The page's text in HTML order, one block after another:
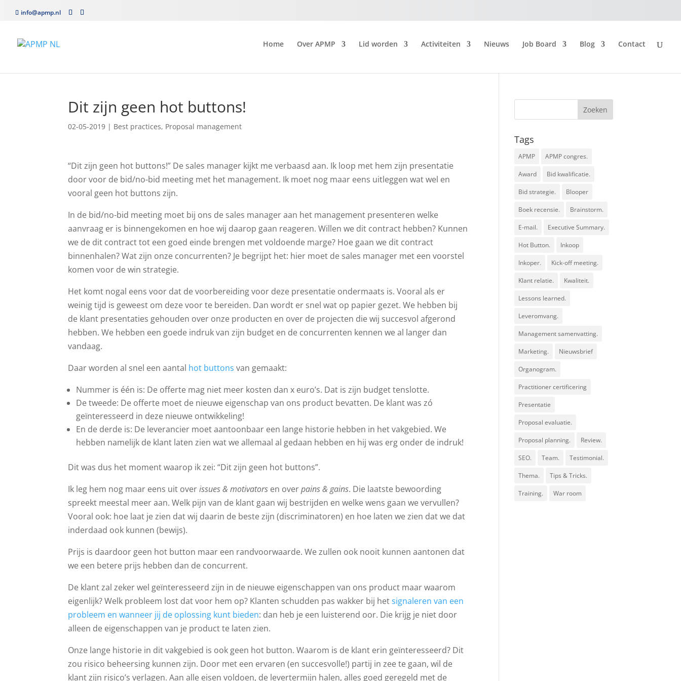
info@apmp.nl
Home Over APMP Lid worden Activiteiten Nieuws Job Board Blog Contact
Dit zijn geen hot buttons!
02-05-2019 | Best practices, Proposal management
“Dit zijn geen hot buttons!” De sales manager kijkt me verbaasd aan. Ik loop met hem zijn presentatie
door voor de bid/no-bid meeting met het management. Ik moet nog maar eens uitleggen wat wel en
vooral geen hot buttons zijn.
In de bid/no-bid meeting moet bij ons de sales manager aan het management presenteren welke
aanvraag er is binnengekomen en hoe wij daarop gaan reageren. Willen we dit contract hebben? Kunnen
we de dit contract tot een goed einde brengen met voldoende marge? Hoe gaan we dit contract
binnenhalen? Wat zijn onze concurrenten? Je begrijpt het: hier moet de sales manager met een voorstel
komen voor de win strategie.
Het komt nogal eens voor dat de voorbereiding voor deze presentatie ondermaats is. Vooral als er
weinig tijd is geweest om deze voor te bereiden. Dan wordt er snel wat op papier gezet. We hebben bij
de klant presentaties gehouden over onze producten en over de projecten die wij succesvol afgerond
hebben. We hebben een goede indruk van zijn budget en de concurrenten kennen we al langer dan
vandaag.
Daar worden al snel een aantal hot buttons van gemaakt:
Nummer is één is: De offerte mag niet meer kosten dan x euro’s. Dat is zijn budget tenslotte.
De tweede: De offerte moet de nieuwe eigenschap van ons product bevatten. De klant was zó
geïnteresseerd in deze nieuwe ontwikkeling!
En de derde is: De leverancier moet aantoonbaar een lange historie hebben in het vakgebied. We
hebben namelijk de klant laten zien wat we allemaal al gedaan hebben en hij was erg onder de indruk!
Dit was dus het moment waarop ik zei: “Dit zijn geen hot buttons”.
Ik leg hem nog maar eens uit overissues & motivators en overpains & gains. Die laatste bewoording
spreekt meestal meer aan. Welk pijn van de klant gaan wij bestrijden en welke wens gaan we vervullen?
Vooral ook: hoe laat je zien dat wij daarin de beste zijn (discriminatoren) en hoe laten we zien dat we dat
inderdaad ook kunnen (bewijs).
Prijs is daardoor geen hot button maar een randvoorwaarde. We zullen ook nooit kunnen aantonen dat
we een betere prijs hebben dan de concurrent.
De klant zal zeker wel geïnteresseerd zijn in de nieuwe eigenschappen van ons product maar waarom
eigenlijk? Welk probleem lost dat voor hem op? Klanten schudden pas wakker bij hetsignaleren van een
probleem en wanneer jij de oplossing kunt bieden: dan heb je een luisterend oor. Die krijg je niet door
alleen de eigenschappen van je product te laten zien.
Onze lange historie in dit vakgebied is ook geen hot button. Waarom is de klant erin geïnteresseerd? Dit
zou risico beheersing kunnen zijn. Door met een ervaren (en succesvolle!) partij in zee te gaan, wil de
klant zijn risico’s verlagen. Aan alle eisen voldoen, de levertermijn halen, alles goed geregeld met de
Tags
APMP APMP congres.
Award Bid kwalificatie.
Bid strategie. Blooper
Boek recensie. Brainstorm.
E-mail. Executive Summary.
Hot Button. Inkoop
Inkoper. Kick-off meeting.
Klant relatie. Kwaliteit.
Lessons learned.
Leveromvang.
Management samenvatting.
Marketing. Nieuwsbrief
Organogram.
Practitioner certificering
Presentatie
Proposal evaluatie.
Proposal planning. Review.
SEO. Team. Testimonial.
Thema. Tips & Tricks.
Training. War room